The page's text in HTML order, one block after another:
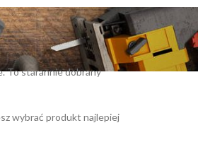
To starannie dobrany
wybrać produkt najlepiej